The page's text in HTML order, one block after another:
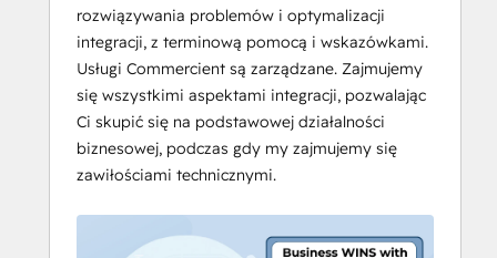
rozwiązywania problemów i optymalizacji
integracji, z terminową pomocą i wskazówkami.
Usługi Commercient są zarządzane. Zajmujemy
się wszystkimi aspektami integracji, pozwalając
Ci skupić się na podstawowej działalności
biznesowej, podczas gdy my zajmujemy się
zawiłościami technicznymi.